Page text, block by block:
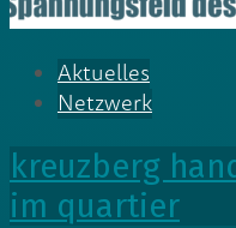
Aktuelles
Netzwerk
kreuzberg
im quartier